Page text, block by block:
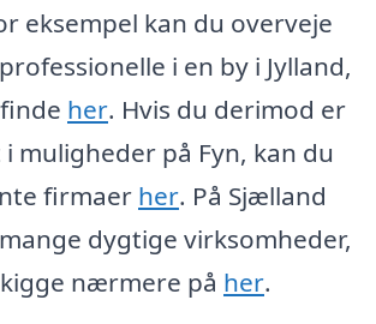
eksempel kan du overveje
i en by i Jylland,
her. Hvis du derimod er
muligheder på Fyn, kan du
firmaer her. På Sjælland
dygtige virksomheder,
nærmere på her.